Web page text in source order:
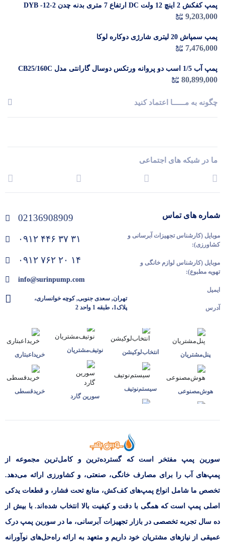
پمپ کفکش 2 اینچ 12 ولت DC ارتفاع 7 متری بدنه چدن DYB -12-2
9,203,000
پمپ سمپاش 20 لیتری شارژی دوکاره لوکا
7,476,000
پمپ آب 1/5 اسب دو پروانه ورتکس دوسال گارانتی مدل CB25/160C
80,899,000
چگونه به مــــــا اعتماد کنید
ما در شبکه های اجتماعی
شماره های تماس
موبایل (کارشناس تجهیزات آبرسانی و
کشاورزی):
موبایل (کارشناس لوازم خانگی و
تهویه مطبوع):
ایمیل
آدرس
02136908909
۰۹۱۲ ۴۴۶ ۳۷ ۳۱
۰۹۱۲ ۷۶۲ ۲۰ ۱۴
info@surinpump.com
تهران, سعدی جنوبی, کوچه خوانساری،
پلاک1، طبقه 1 واحد 2
پنل‌مشتریان
هوش‌مصنوعی
انتخاب‌لوکیشن
سیستم‌نوتیف
نوتیف‌مشتریان
سورین گارد
خرید‌اعبتاری
خرید‌قسطی
سورین پمپ مفتخر است که گسترده‌ترین و کامل‌ترین مجموعه از
پمپ‌های آب را برای مصارف خانگی، صنعتی، و کشاورزی ارائه می‌دهد.
تخصص ما شامل انواع پمپ‌های کف‌کش، منابع تحت فشار، و قطعات یدکی
اصلی پمپ است که همگی با دقت و کیفیت بالا انتخاب شده‌اند. با بیش از
ده سال تجربه تخصصی در بازار تجهیزات آبرسانی، ما در سورین پمپ درک
عمیقی از نیازهای مشتریان خود داریم و متعهد به ارائه راه‌حل‌های نوآورانه